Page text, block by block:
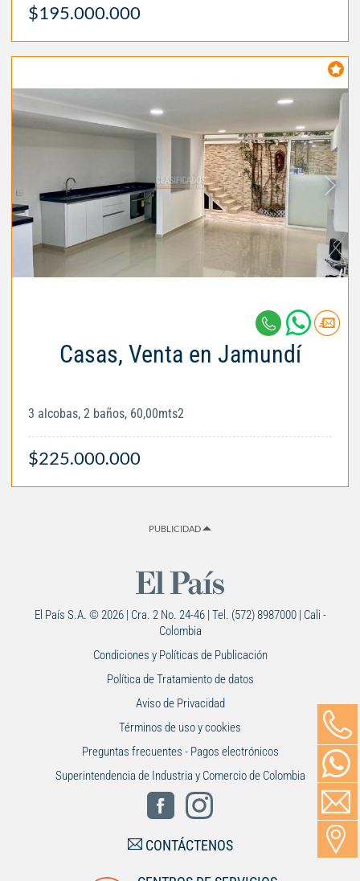
$195.000.000
Casas, Venta en Jamundí
3 alcobas, 2 baños, 60,00mts2
$225.000.000
PUBLICIDAD
El País S.A. © 2026 | Cra. 2 No. 24-46 | Tel. (572) 8987000 | Cali -
Colombia
Condiciones y Políticas de Publicación
Política de Tratamiento de datos
Aviso de Privacidad
Términos de uso y cookies
Preguntas frecuentes - Pagos electrónicos
Superintendencia de Industria y Comercio de Colombia
CONTÁCTENOS